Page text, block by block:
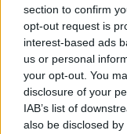
section to confirm
opt-out request is
interest-based ads
us or personal
your opt-out. You
disclosure of your
IAB’s list of
also be disclosed